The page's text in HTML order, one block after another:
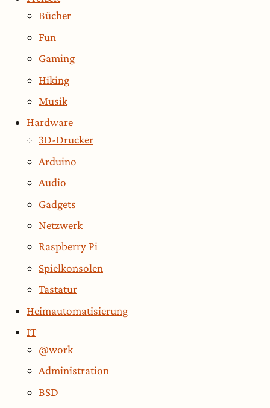
Bücher
Fun
Gaming
Hiking
Musik
Hardware
3D-Drucker
Arduino
Audio
Gadgets
Netzwerk
Raspberry Pi
Spielkonsolen
Tastatur
Heimautomatisierung
IT
@work
Administration
BSD